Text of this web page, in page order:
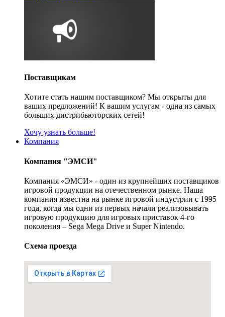
Поставщикам
Хотите стать нашим поставщиком? Мы открыты для
ваших предложений! К вашим услугам - одна из самых
больших дистрибьюторских сетей!
Хочу узнать больше!
Компания
Компания "ЭМСИ"
Компания «ЭМСИ» - один из крупнейших поставщиков
игровой продукции на отечественном рынке. Наша
компания известна на рынке игровой индустрии с 1995
года, когда мы одни из первых начали реализовывать
игровую продукцию для игровых приставок 4-го
поколения – Sega Mega Drive и Super Nintendo.
Схема проезда